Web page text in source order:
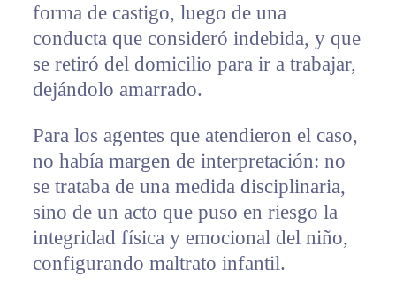
forma de castigo, luego de una
conducta que consideró indebida, y que
se retiró del domicilio para ir a trabajar,
dejándolo amarrado.
Para los agentes que atendieron el caso,
no había margen de interpretación: no
se trataba de una medida disciplinaria,
sino de un acto que puso en riesgo la
integridad física y emocional del niño,
configurando maltrato infantil.